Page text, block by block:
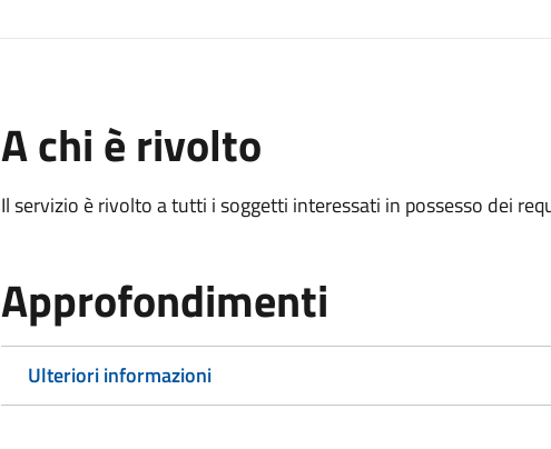
A chi è rivolto
Il servizio è rivolto a tutti i soggetti interessati in possesso dei
Approfondimenti
Ulteriori informazioni